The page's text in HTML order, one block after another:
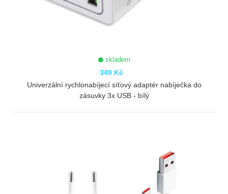
skladem
349 Kč
Univerzální rychlonabíjecí síťový adaptér nabíječka do
zásuvky 3x USB - bílý